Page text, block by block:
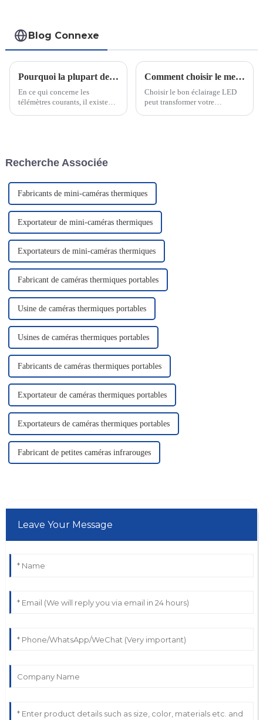
Blog Connexe
Pourquoi la plupart des télémètres échouent La différence Gabbay pour le tir à l'arc et le tir à longue distance
En ce qui concerne les
télémètres courants, il existe
Comment choisir le meilleur éclairage LED
Choisir le bon éclairage LED
peut transformer votre
Recherche Associée
Fabricants de mini-caméras thermiques
Exportateur de mini-caméras thermiques
Exportateurs de mini-caméras thermiques
Fabricant de caméras thermiques portables
Usine de caméras thermiques portables
Usines de caméras thermiques portables
Fabricants de caméras thermiques portables
Exportateur de caméras thermiques portables
Exportateurs de caméras thermiques portables
Fabricant de petites caméras infrarouges
Leave Your Message